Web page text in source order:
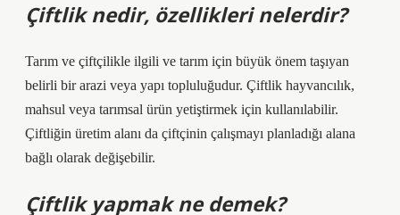
Çiftlik nedir, özellikleri nelerdir?
Tarım ve çiftçilikle ilgili ve tarım için büyük önem taşıyan
belirli bir arazi veya yapı topluluğudur. Çiftlik hayvancılık,
mahsul veya tarımsal ürün yetiştirmek için kullanılabilir.
Çiftliğin üretim alanı da çiftçinin çalışmayı planladığı alana
bağlı olarak değişebilir.
Çiftlik yapmak ne demek?